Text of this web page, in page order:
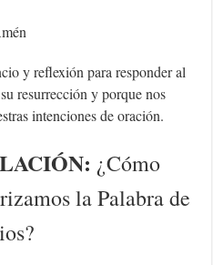
y reflexión para responder al
resurrección y porque nos
intenciones de oración.
¿Cómo
la Palabra de